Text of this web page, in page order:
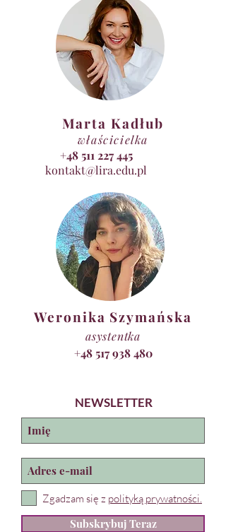
Marta Kadłub
właścicielka
+48 511 227 445
kontakt@lira.edu.pl
Weronika Szymańska
asystentka
+48 517 938 480
NEWSLETTER
Zgadzam się z polityką prywatności.
Subskrybuj Teraz